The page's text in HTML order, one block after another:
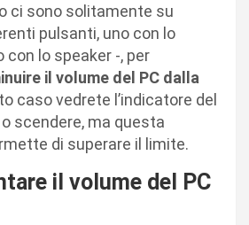
ci sono solitamente su
pulsanti, uno con lo
con lo speaker -, per
il volume del PC dalla
caso vedrete l’indicatore del
scendere, ma questa
di superare il limite.
il volume del PC